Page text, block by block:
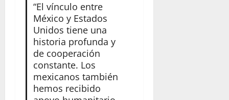
“El vínculo entre
México y Estados
Unidos tiene una
historia profunda y
de cooperación
constante. Los
mexicanos también
hemos recibido